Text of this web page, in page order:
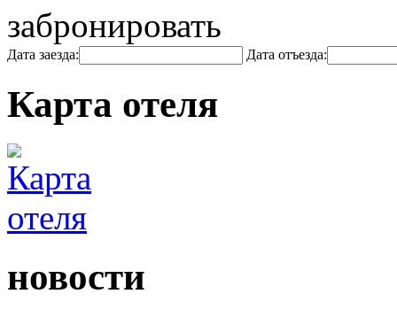
забронировать
Дата заезда: Дата отъезда:
Карта отеля
новости